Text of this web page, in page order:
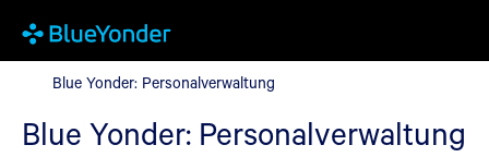
Blue Yonder: Personalverwaltung
Blue Yonder: Personalverwaltung
Blue Yonder: Personalverwaltung